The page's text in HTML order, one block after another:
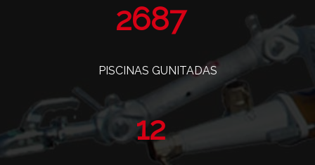
3284
PISCINAS GUNITADAS
14